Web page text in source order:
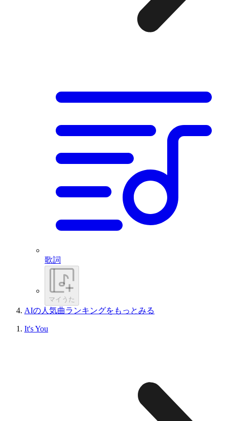
歌詞
マイうた
AIの人気曲ランキングをもっとみる
It's You